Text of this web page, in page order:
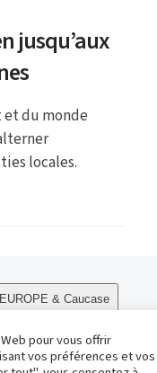
jusqu’aux
du monde
locales.
EUROPE & Caucase
pour vous offrir
vos préférences et vos